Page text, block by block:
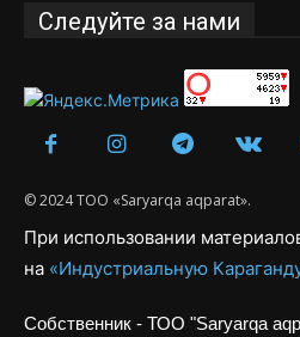
Следуйте за нами
© 2024 ТОО «Saryarqa aqparat».
При использовании
на «Индустриальную
Собственник - ТОО "Saryarqa